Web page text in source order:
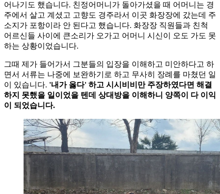
어나기도 했습니다. 친정어머니가 돌아가셨을 때 어머니는 경
주에서 살고 계셨고 고향도 경주라서 이곳 화장장에 갔는데 주
소지가 포항이라 안 된다고 했습니다. 화장장 직원들과 친척
어르신들 사이에 큰소리가 오가고 어머니 시신이 오도 가도 못
하는 상황이었습니다.
그때 제가 들어가서 그분들의 입장을 이해하고 미안하다고 하
면서 서류는 나중에 보완하기로 하고 무사히 장례를 마쳤던 일
이 있습니다. '내가 옳다' 하고 시시비비만 주장하였다면 해결
하지 못했을 일이었을 텐데 상대방을 이해하니 양쪽이 다 이익
이 되었습니다.